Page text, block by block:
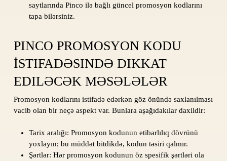
saytlarında Pinco ilə bağlı güncel promosyon kodlarını
tapa bilərsiniz.
PINCO PROMOSYON KODU
İSTIFADƏSINDƏ DIKKAT
EDILƏCƏK MƏSƏLƏLƏR
Promosyon kodlarını istifadə edərkən göz önündə saxlanılması
vacib olan bir neçə aspekt var. Bunlara aşağıdakılar daxildir:
Tarix aralığı: Promosyon kodunun etibarlılıq dövrünü
yoxlayın; bu müddət bitdikdə, kodun təsiri qalmır.
Şərtlər: Hər promosyon kodunun öz spesifik şərtləri ola